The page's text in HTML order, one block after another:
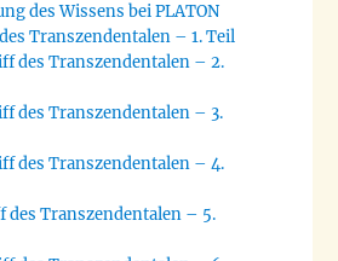
des Wissens bei PLATON
Transzendentalen – 1. Teil
des Transzendentalen – 2.
des Transzendentalen – 3.
des Transzendentalen – 4.
des Transzendentalen – 5.